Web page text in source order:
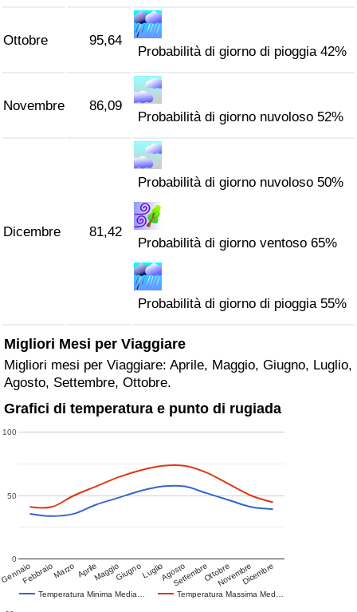
Ottobre 95,64
Probabilità di giorno di pioggia 42%
Novembre 86,09
Probabilità di giorno nuvoloso 52%
Dicembre 81,42
Probabilità di giorno nuvoloso 50%
Probabilità di giorno ventoso 65%
Probabilità di giorno di pioggia 55%
Migliori Mesi per Viaggiare
Migliori mesi per Viaggiare: Aprile, Maggio, Giugno, Luglio,
Agosto, Settembre, Ottobre.
Grafici di temperatura e punto di rugiada
Temperatura Minima Media… Temperatura Massima Med…
GennaioFebbraioMarzo AprileMaggioGiugnoLuglioAgosto
SettembreOttobreNovembreDicembre
0
50
100